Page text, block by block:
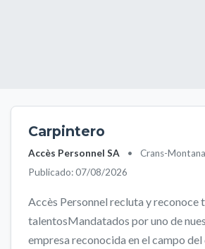
Carpintero
Accès Personnel SA •
Crans-Montana
Publicado: 07/08/2026
Accès Personnel recluta y reconoce
talentosMandatados por uno de
empresa reconocida en el campo